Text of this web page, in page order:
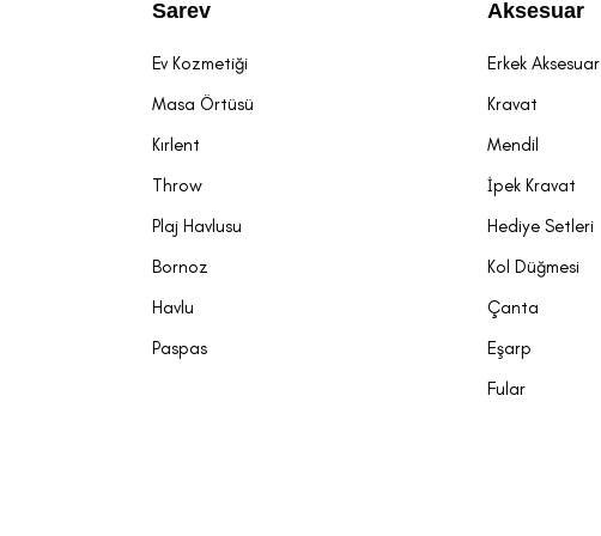
Sarev
Ev Kozmetiği
Masa Örtüsü
Kırlent
Throw
Plaj Havlusu
Bornoz
Havlu
Paspas
Aksesuar
Erkek Aksesuar
Kravat
Mendil
İpek Kravat
Hediye Setleri
Kol Düğmesi
Çanta
Eşarp
Fular